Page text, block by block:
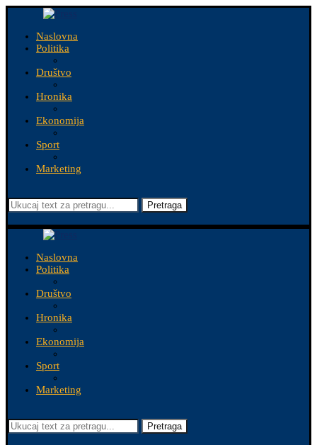
Naslovna
Politika
Društvo
Hronika
Ekonomija
Sport
Marketing
Pretraga
Naslovna
Politika
Društvo
Hronika
Ekonomija
Sport
Marketing
Pretraga